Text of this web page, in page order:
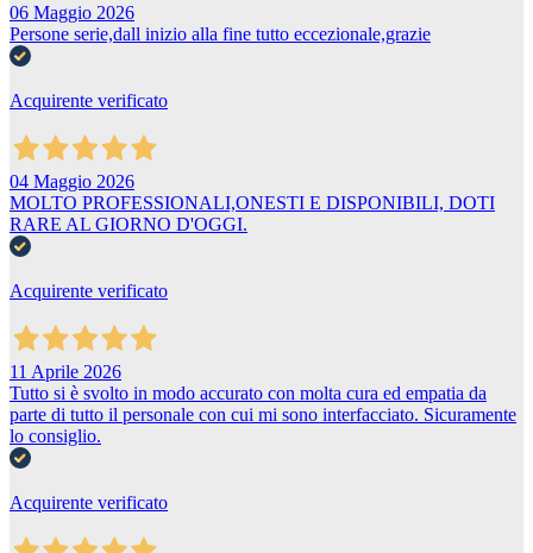
06 Maggio 2026
Persone serie,dall inizio alla fine tutto eccezionale,grazie
Acquirente verificato
04 Maggio 2026
MOLTO PROFESSIONALI,ONESTI E DISPONIBILI, DOTI
RARE AL GIORNO D'OGGI.
Acquirente verificato
11 Aprile 2026
Tutto si è svolto in modo accurato con molta cura ed empatia da
parte di tutto il personale con cui mi sono interfacciato. Sicuramente
lo consiglio.
Acquirente verificato